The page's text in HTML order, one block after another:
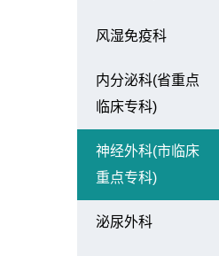
风湿免疫科
内分泌科(省重点
临床专科)
神经外科(市临床
重点专科)
泌尿外科